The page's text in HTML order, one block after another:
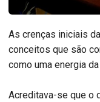
As crenças iniciais
conceitos que são
como uma energia
Acreditava-se que o